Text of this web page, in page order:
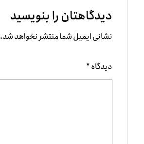
دیدگاهتان را بنویسید
نشانی ایمیل شما منتشر نخواهد شد.
دیدگاه*